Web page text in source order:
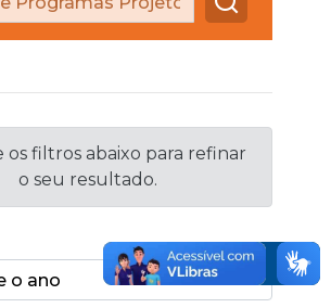
os filtros abaixo para refinar
o seu resultado.